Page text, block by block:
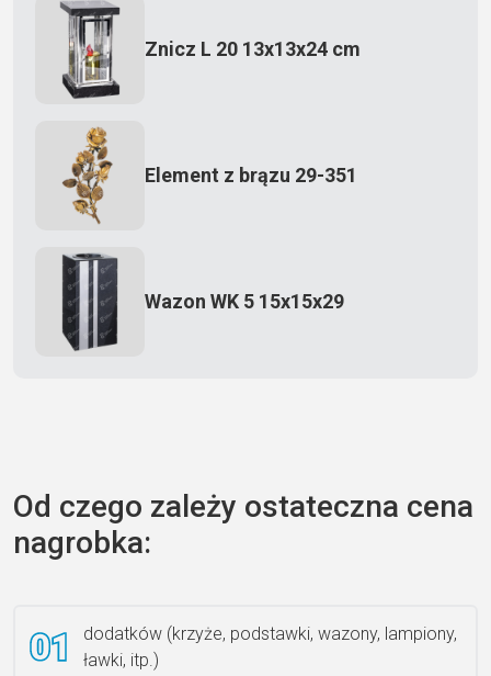
Znicz L 20 13x13x24 cm
Element z brązu 29-351
Wazon WK 5 15x15x29
Książka 2
Od czego zależy ostateczna cena
nagrobka:
dodatków (krzyże, podstawki, wazony, lampiony,
ławki, itp.)